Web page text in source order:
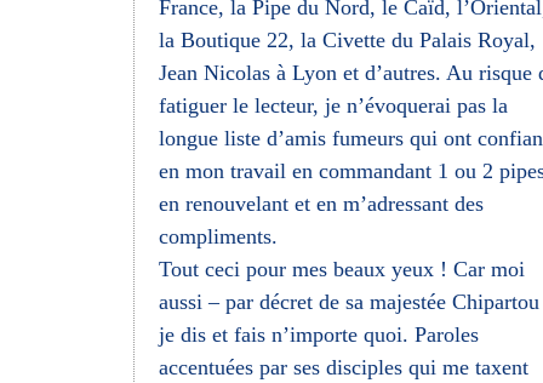
France, la Pipe du Nord, le Caïd,
la Boutique 22, la Civette du Palais Royal,
Jean Nicolas à Lyon et d’autres. Au risque
fatiguer le lecteur, je n’évoquerai pas la
longue liste d’amis fumeurs qui ont
en mon travail en commandant 1 ou 2
en renouvelant et en m’adressant des
compliments.
Tout ceci pour mes beaux yeux ! Car moi
aussi – par décret de sa majestée
je dis et fais n’importe quoi. Paroles
accentuées par ses disciples qui me taxent